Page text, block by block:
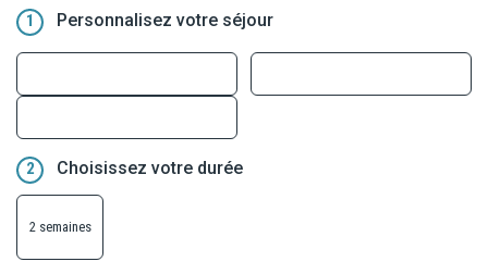
calme et à la simplicité. Un itinéraire entre énergie urbaine et
échappées naturelles, pensé pour les voyageurs curieux et
1 Personnalisez votre séjour
2 Choisissez votre durée
2 semaines